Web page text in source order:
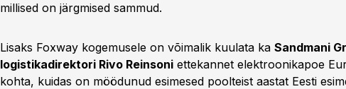
millised on järgmised sammud.
Lisaks Foxway kogemusele on võimalik kuulata ka Sandmani
logistikadirektori Rivo Reinsoni ettekannet elektroonikapoe
kohta, kuidas on möödunud esimesed poolteist aastat Eesti